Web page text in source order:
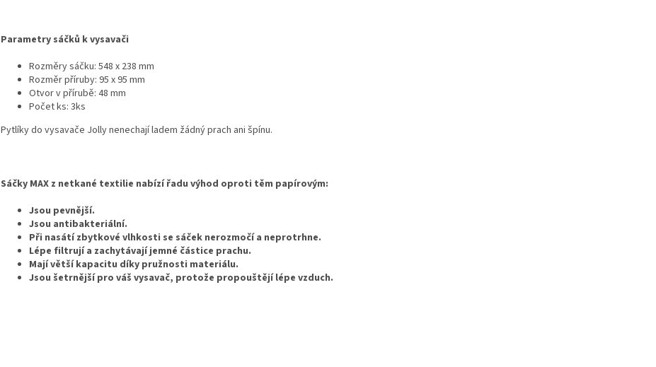
Parametry sáčků k vysavači
Rozměry sáčku: 548 x 238 mm
Rozměr příruby: 95 x 95 mm
Otvor v přírubě: 48 mm
Počet ks: 3ks
Pytlíky do vysavače Jolly nenechají ladem žádný prach ani špínu.
Sáčky MAX z netkané textilie nabízí řadu výhod oproti těm papírovým:
Jsou pevnější.
Jsou antibakteriální.
Při nasátí zbytkové vlhkosti se sáček nerozmočí a neprotrhne.
Lépe filtrují a zachytávají jemné částice prachu.
Mají větší kapacitu díky pružnosti materiálu.
Jsou šetrnější pro váš vysavač, protože propouštějí lépe vzduch.